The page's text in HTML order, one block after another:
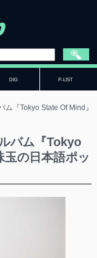
DIG P-LIST
『Tokyo State Of Mind』
バム『Tokyo
の日本語ポッ